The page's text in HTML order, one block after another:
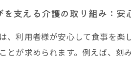
を支える介護の取り組み：
、利用者様が安心して食事を楽
とが求められます。例えば、刻